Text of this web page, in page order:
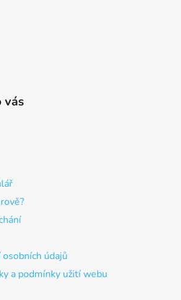
vás
osobních údajů
a podmínky užití webu